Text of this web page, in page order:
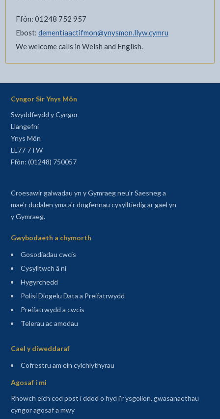
Ffôn: 01248 752 957
Ebost: dementiaactifmon@ynysmon.llyw.cymru
We welcome calls in Welsh and English.
Cyngor Sir Ynys Môn
Swyddfeydd y Cyngor
Llangefni
Ynys Môn
LL77 7TW
Ffôn: (01248) 750057
Croesawir galwadau yn y Gymraeg neu'r Saesneg a
mae'r dudalen yma a'r dogfennau cysylltiedig ar gael yn
y Gymraeg.
Gwybodaeth a chymorth
Gosodiadau cwcis
Cysylltwch â ni
Hygyrchedd
Polisi Diogelu Data a Preifatrwydd
Preifatrwydd a cwcis
Telerau ac amodau
Cael y diweddaraf
Cofrestru am ein cylchlythyrau(agor mewn tab newydd)
Agosaf i mi
Rhowch eich cod post i ddod o hyd i'r ysgolion, gwasanaethau
cyngor agosaf a mwy